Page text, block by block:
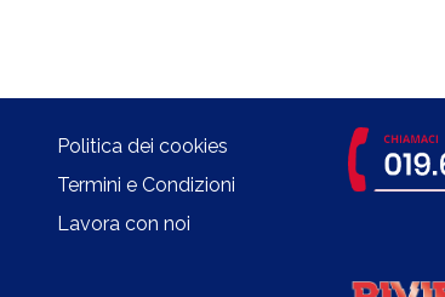
Politica dei cookies
Termini e Condizioni
Lavora con noi